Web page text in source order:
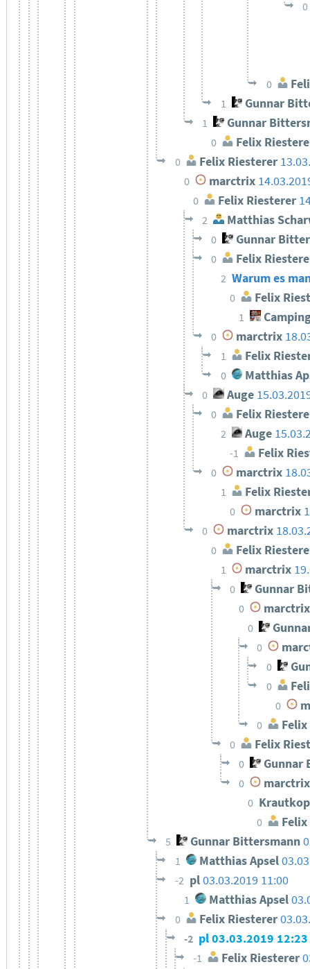
0
0
1 Gunnar
1 Gunnar
0 Felix
0 Felix Riesterer
0 marctrix
0 Felix Riesterer
2 Matthias
0 Gunnar
0 Felix
2 Warum es
0 Felix
1
0 marctrix
1 Felix
0 Matthias
0 Auge
0 Felix
2 Auge
-1 Felix
0 marctrix
1 Felix
0 marctrix
0 marctrix
0 Felix
1 marctrix
0 Gunnar
0 marctrix
0
0
0
0
0
0
0 Felix
0 Gunnar
0 marctrix
0
0
5 Gunnar Bittersmann
1 Matthias Apsel
-2 pl03.03.2019 11:00
1 Matthias Apsel
0 Felix Riesterer
-2 pl03.03.2019 12:23
-1 Felix Riesterer